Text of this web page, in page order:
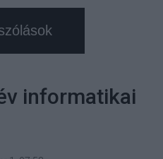
informatikai